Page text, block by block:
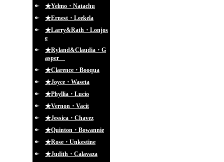
★Yelmo・Natachu
★Ernest・Leekela
★Larry&Rath・Lonjos
e
★Ryland&Claudia・G
asper
★Clarence・Booqua
★Joyce・Waseta
★Phyllia・Lucio
★Vernon・Vacit
★Jessica・Chavez
★Quinton・Bowannie
★Rose・Unkestine
★Judith・Calavaza